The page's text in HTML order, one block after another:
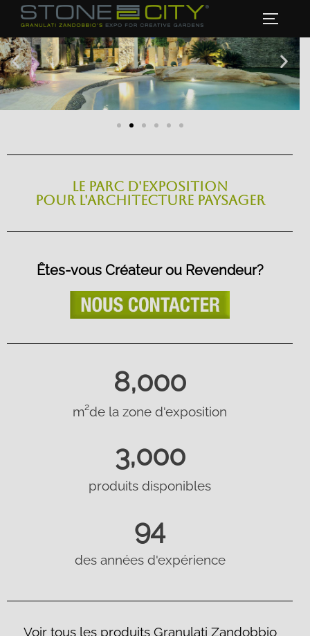
LE PARC D'EXPOSITION
POUR L'ARCHITECTURE PAYSAGER
Êtes-vous Créateur ou Revendeur?​
m2de la zone d'exposition
8,000
produits disponibles
3,000
des années d'expérience
94
Voir tous les produits Granulati Zandobbio